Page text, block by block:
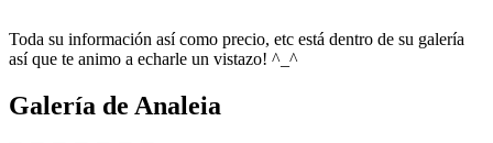
Toda su información así como precio, etc está dentro de su galería
así que te animo a echarle un vistazo! ^_^
Galería de Analeia